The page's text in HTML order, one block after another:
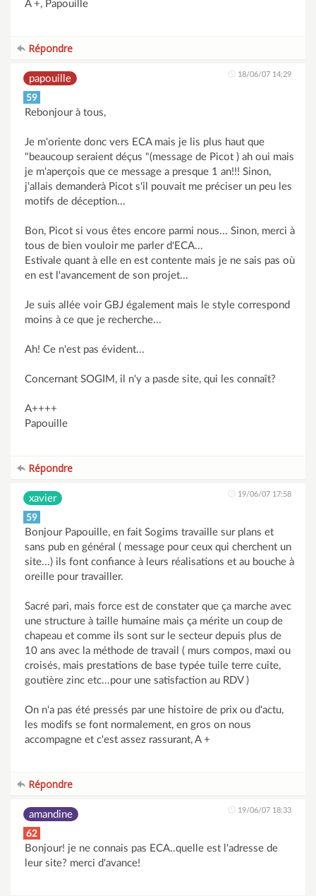
A +, Papouille
Répondre
papouille 18/06/07 14:29
59
Rebonjour à tous,
Je m'oriente donc vers ECA mais je lis plus haut que
"beaucoup seraient déçus "(message de Picot ) ah oui mais
je m'aperçois que ce message a presque 1 an!!! Sinon,
j'allais demanderà Picot s'il pouvait me préciser un peu les
motifs de déception...
Bon, Picot si vous êtes encore parmi nous... Sinon, merci à
tous de bien vouloir me parler d'ECA...
Estivale quant à elle en est contente mais je ne sais pas où
en est l'avancement de son projet...
Je suis allée voir GBJ également mais le style correspond
moins à ce que je recherche...
Ah! Ce n'est pas évident...
Concernant SOGIM, il n'y a pasde site, qui les connaît?
A++++
Papouille
Répondre
xavier 19/06/07 17:58
59
Bonjour Papouille, en fait Sogims travaille sur plans et
sans pub en général ( message pour ceux qui cherchent un
site...) ils font confiance à leurs réalisations et au bouche à
oreille pour travailler.
Sacré pari, mais force est de constater que ça marche avec
une structure à taille humaine mais ça mérite un coup de
chapeau et comme ils sont sur le secteur depuis plus de
10 ans avec la méthode de travail ( murs compos, maxi ou
croisés, mais prestations de base typée tuile terre cuite,
goutière zinc etc...pour une satisfaction au RDV )
On n'a pas été pressés par une histoire de prix ou d'actu,
les modifs se font normalement, en gros on nous
accompagne et c'est assez rassurant, A +
Répondre
amandine 19/06/07 18:33
62
Bonjour! je ne connais pas ECA..quelle est l'adresse de
leur site? merci d'avance!